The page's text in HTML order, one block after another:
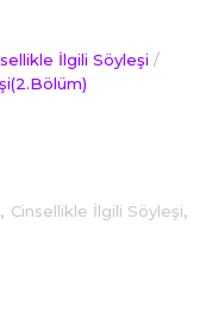
İlgili Söyleşi /
, Cinsellikle İlgili Söyleşi,